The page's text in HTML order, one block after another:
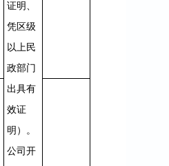
证明、
凭区级
以上民
政部门
出具有
效证
明）。
公司开